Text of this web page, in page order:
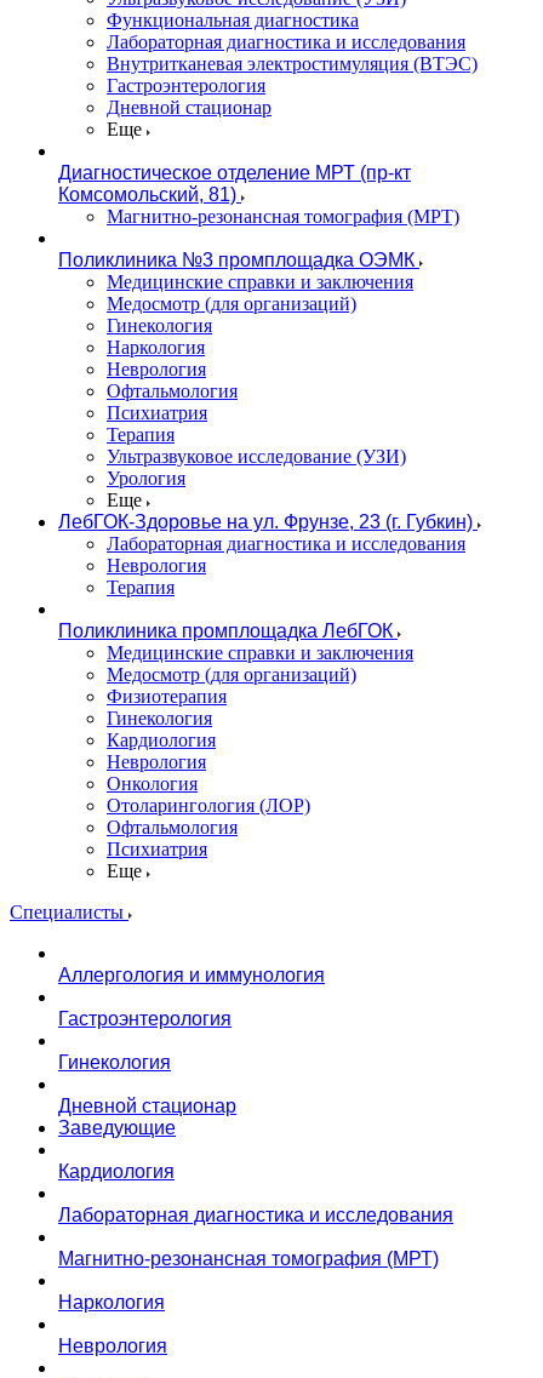
Функциональная диагностика
Лабораторная диагностика и исследования
Внутритканевая электростимуляция (ВТЭС)
Гастроэнтерология
Дневной стационар
Еще
Диагностическое отделение МРТ (пр-кт
Комсомольский, 81)
Магнитно-резонансная томография (МРТ)
Поликлиника №3 промплощадка ОЭМК
Медицинские справки и заключения
Медосмотр (для организаций)
Гинекология
Наркология
Неврология
Офтальмология
Психиатрия
Терапия
Ультразвуковое исследование (УЗИ)
Урология
Еще
ЛебГОК-Здоровье на ул. Фрунзе, 23 (г. Губкин)
Лабораторная диагностика и исследования
Неврология
Терапия
Поликлиника промплощадка ЛебГОК
Медицинские справки и заключения
Медосмотр (для организаций)
Физиотерапия
Гинекология
Кардиология
Неврология
Онкология
Отоларингология (ЛОР)
Офтальмология
Психиатрия
Еще
Специалисты
Аллергология и иммунология
Гастроэнтерология
Гинекология
Дневной стационар
Заведующие
Кардиология
Лабораторная диагностика и исследования
Магнитно-резонансная томография (МРТ)
Наркология
Неврология